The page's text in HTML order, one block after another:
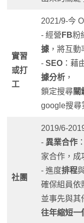
實習
或打
工
2021/9-今
- 經營 FB粉
據 ，將互
- SEO ：藉
據分析 ，
鎖定搜尋關
google搜尋
社團
2019/6-
- 異業合作
家合作，成
- 進度排程
確保組員依
並事先與其
往年縮短一